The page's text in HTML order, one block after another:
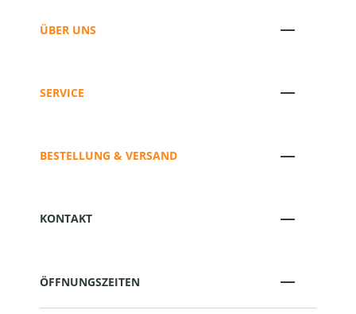
ÜBER UNS
SERVICE
BESTELLUNG & VERSAND
KONTAKT
ÖFFNUNGSZEITEN